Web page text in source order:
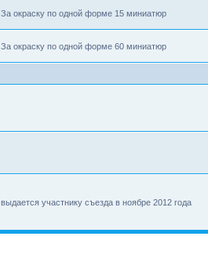
За окраску по одной форме 15 миниатюр
За окраску по одной форме 60 миниатюр
выдается участнику съезда в ноябре 2012 года